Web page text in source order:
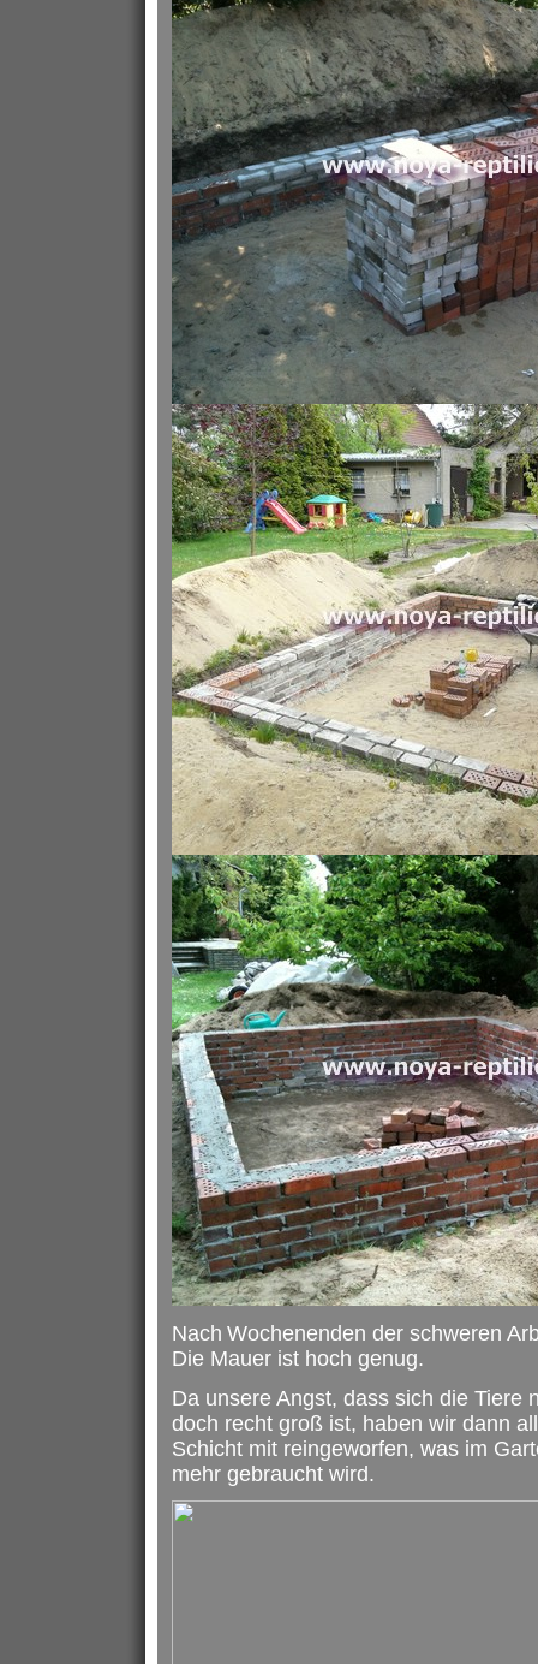
Nach Wochenenden der schweren
Die Mauer ist hoch genug.
Da unsere Angst, dass sich die Tiere
doch recht groß ist, haben wir dann
Schicht mit reingeworfen, was im
mehr gebraucht wird.